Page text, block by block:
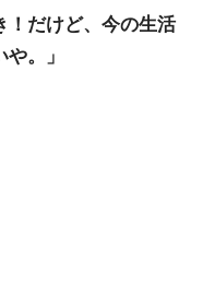
だけど、今の生活
。」